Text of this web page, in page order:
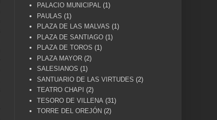
PALACIO MUNICIPAL (1)
PAULAS (1)
PLAZA DE LAS MALVAS (1)
PLAZA DE SANTIAGO (1)
PLAZA DE TOROS (1)
PLAZA MAYOR (2)
SALESIANOS (1)
SANTUARIO DE LAS VIRTUDES (2)
TEATRO CHAPI
(2)
TESORO DE VILLENA (31)
TORRE DEL OREJÓN (2)